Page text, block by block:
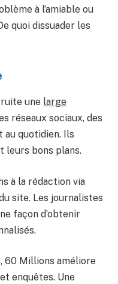
à l’amiable ou
quoi dissuader les
une large
réseaux sociaux, des
au quotidien. Ils
leurs bons plans.
à la rédaction via
site. Les journalistes
façon d’obtenir
60 Millions améliore
enquêtes. Une